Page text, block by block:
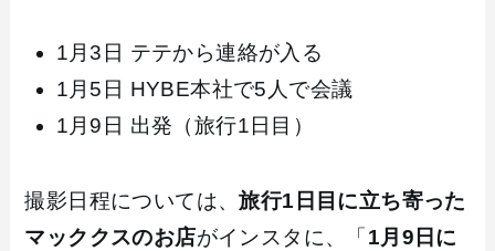
1月3日 テテから連絡が入る
1月5日 HYBE本社で5人で会議
1月9日 出発（旅行1日目）
撮影日程については、旅行1日目に立ち寄った
マッククスのお店がインスタに、「 1月9日に